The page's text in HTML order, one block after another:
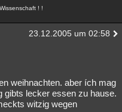
! !
23.12.2005 um 02:58
weihnachten. aber ích mag
gibts lecker essen zu hause.
witzig wegen